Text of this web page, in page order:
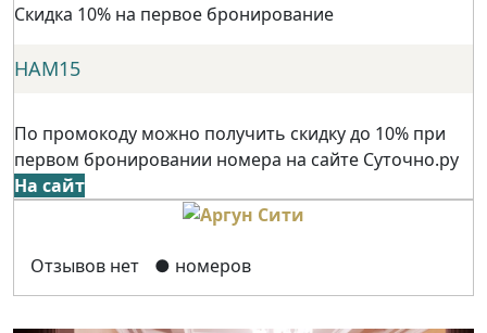
Скидка 10% на первое бронирование
НАМ15
По промокоду можно получить скидку до 10% при
первом бронировании номера на сайте Суточно.ру
На сайт
Отзывов нет ● номеров